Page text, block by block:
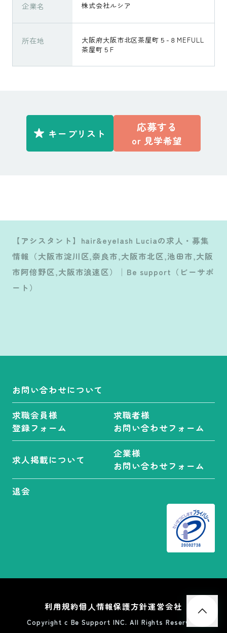
企業名 株式会社ルシア
所在地
大阪府大阪市北区茶屋町５-８MEFULL
茶屋町５F
キープリスト 応募する
or 見学希望
【アシスタント】hair&eyelash Luciaの求人・募集
情報（大阪市淀川区,奈良市,大阪市北区,池田市,大阪
市阿倍野区,大阪市浪速区）│Be support（ビーサポ
ート）
お問い合わせについて
求職会員様
登録フォーム
求職者様
お問い合わせフォーム
求人掲載について
企業様
お問い合わせフォーム
退会
利用規約個人情報保護方針運営会社
Copyright c Be Support INC. All Rights Reserved.